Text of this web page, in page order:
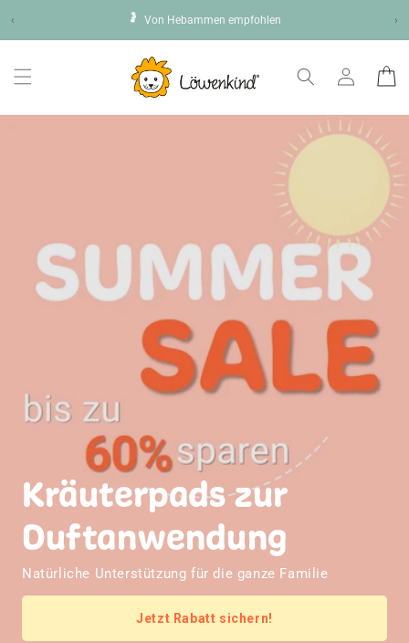
Inhalt
‹ 🤰 Von Hebammen empfohlen ›
Einloggen
Kräuterpads zur
Duftanwendung
Natürliche Unterstützung für die ganze Familie
Jetzt Rabatt sichern!